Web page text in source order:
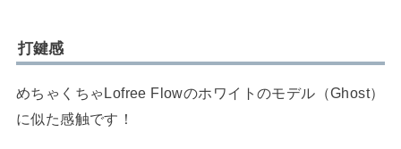
打鍵感
めちゃくちゃLofree Flowのホワイトのモデル（Ghost）
に似た感触です！